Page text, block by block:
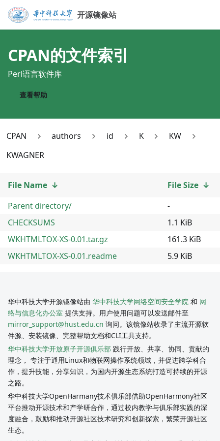
开源镜像站
CPAN的文件索引
Perl语言软件库
查看帮助
CPAN authors id K
KW
KWAGNER
File Name ↓ File Size ↓
Parent directory/
-
CHECKSUMS
1.1 KiB
WKHTMLTOX-XS-0.01.tar.gz
161.3 KiB
WKHTMLTOX-XS-0.01.readme
5.9 KiB
华中科技大学开源镜像站由 华中科技大学网络空间安全学院 和 网
络与信息化办公室 提供支持。用户使用问题可以发送邮件至
mirror_support@hust.edu.cn 询问。该镜像站收录了主流开源软
件源、安装镜像、完整帮助文档和CLI工具支持。
华中科技大学开放原子开源俱乐部 践行开放、共享、协同、贡献的
理念， 专注于通用Linux和物联网操作系统领域，并促进跨学科合
作，提升技能，分享知识，为国内开源生态系统打造可持续的开源
之路。
华中科技大学OpenHarmany技术俱乐部借助OpenHarmony社区
平台推动开源技术和产学研合作，通过校内教学与俱乐部实践的深
度融合，鼓励和推动开源社区技术研究和创新探索，繁荣开源社区
生态。